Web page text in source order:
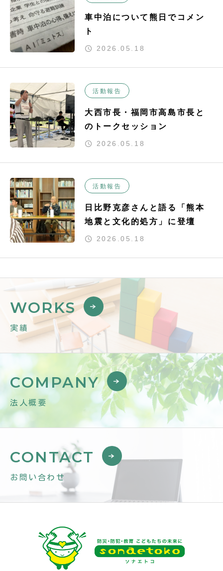
車中泊について熊日でコメン
ト
2026.05.18
活動報告
大西市長・福岡市高島市長と
のトークセッション
2026.05.18
活動報告
日比野克彦さんと語る「熊本
地震と文化的処方」に登壇
2026.05.18
WORKS
実績
COMPANY
法人概要
CONTACT
お問い合わせ